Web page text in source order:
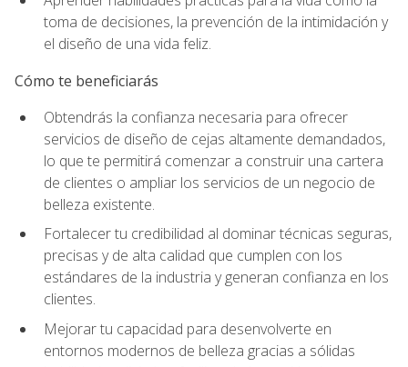
toma de decisiones, la prevención de la intimidación y
el diseño de una vida feliz.
Cómo te beneficiarás
Obtendrás la confianza necesaria para ofrecer
servicios de diseño de cejas altamente demandados,
lo que te permitirá comenzar a construir una cartera
de clientes o ampliar los servicios de un negocio de
belleza existente.
Fortalecer tu credibilidad al dominar técnicas seguras,
precisas y de alta calidad que cumplen con los
estándares de la industria y generan confianza en los
clientes.
Mejorar tu capacidad para desenvolverte en
entornos modernos de belleza gracias a sólidas